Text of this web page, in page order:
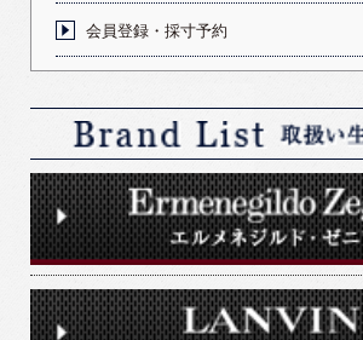
会員登録・採寸予約